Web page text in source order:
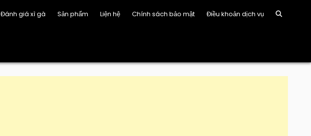
Đánh giá xì gà Sản phẩm Liện hệ Chính sách bảo mật Điều khoản dịch vụ